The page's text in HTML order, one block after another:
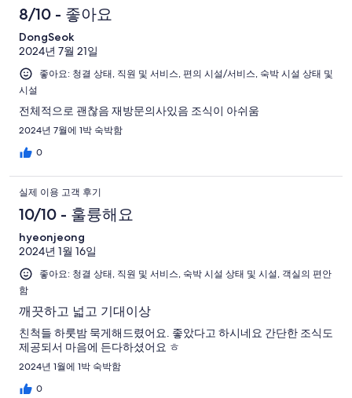
8/10 - 좋아요
DongSeok
2024년 7월 21일
좋아요: 청결 상태, 직원 및 서비스, 편의 시설/서비스, 숙박 시설 상태 및
시설
전체적으로 괜찮음 재방문의사있음 조식이 아쉬움
2024년 7월에 1박 숙박함
0
실제 이용 고객 후기
10/10 - 훌륭해요
hyeonjeong
2024년 1월 16일
좋아요: 청결 상태, 직원 및 서비스, 숙박 시설 상태 및 시설, 객실의 편안
함
깨끗하고 넓고 기대이상
친척들 하룻밤 묵게해드렸어요. 좋았다고 하시네요 간단한 조식도
제공되서 마음에 든다하셨어요 ㅎ
2024년 1월에 1박 숙박함
0